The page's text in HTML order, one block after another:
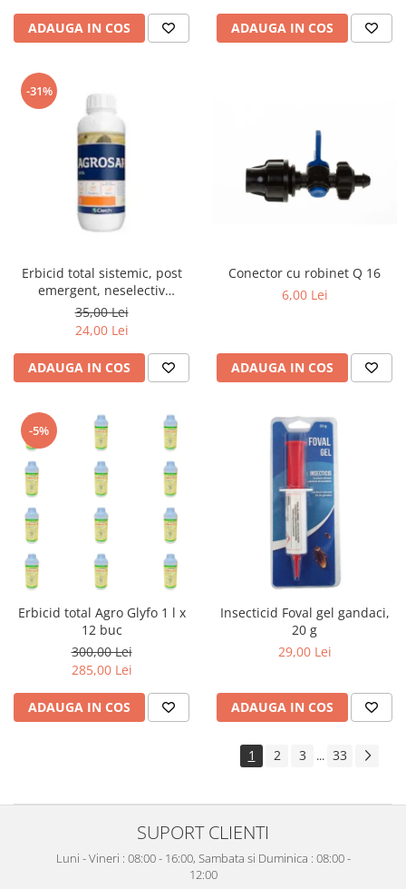
ADAUGA IN COS ADAUGA IN COS
-31%
Erbicid total sistemic, post
emergent, neselectiv
(buruieni monocotiledonate si
dicotiledonate, anuale si
perene), Agrosar360 SL,
35,00 Lei
24,00 Lei
ADAUGA IN COS
Conector cu robinet Q 16
6,00 Lei
ADAUGA IN COS
-5%
Erbicid total Agro Glyfo 1 l x
12 buc
300,00 Lei
285,00 Lei
ADAUGA IN COS
Insecticid Foval gel gandaci,
20 g
29,00 Lei
ADAUGA IN COS
1 2 3 ... 33
SUPORT CLIENTI
Luni - Vineri : 08:00 - 16:00, Sambata si Duminica : 08:00 -
12:00